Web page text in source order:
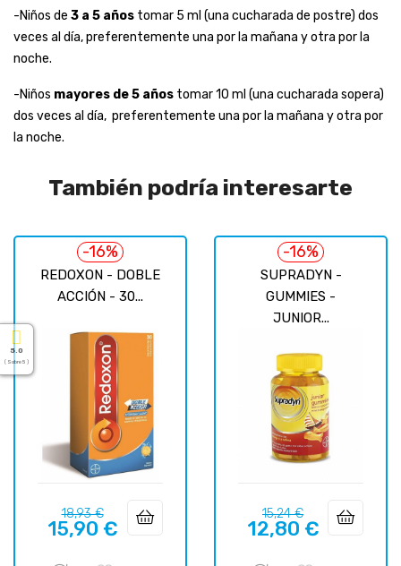
-Niños de 3 a 5 años tomar 5 ml (una cucharada de postre) dos
veces al día, preferentemente una por la mañana y otra por la
noche.
-Niños mayores de 5 años tomar 10 ml (una cucharada sopera)
dos veces al día, preferentemente una por la mañana y otra por
la noche.
También podría interesarte
REDOXON - DOBLE
ACCIÓN - 30...
-16%
Precio
regular
18,93 €Precio
15,90 €
SUPRADYN -
GUMMIES -
JUNIOR...
-16%
Precio
regular
15,24 €Precio
12,80 €
5.0
( Sobre 5 )